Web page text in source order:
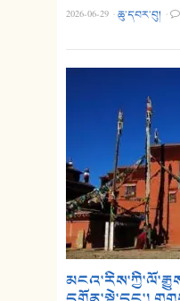
2026-06-29 ·ཆུ་དབར་བུ། ·